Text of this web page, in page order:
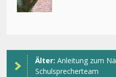
Älter:Anleitung zum
Schulsprecherteam